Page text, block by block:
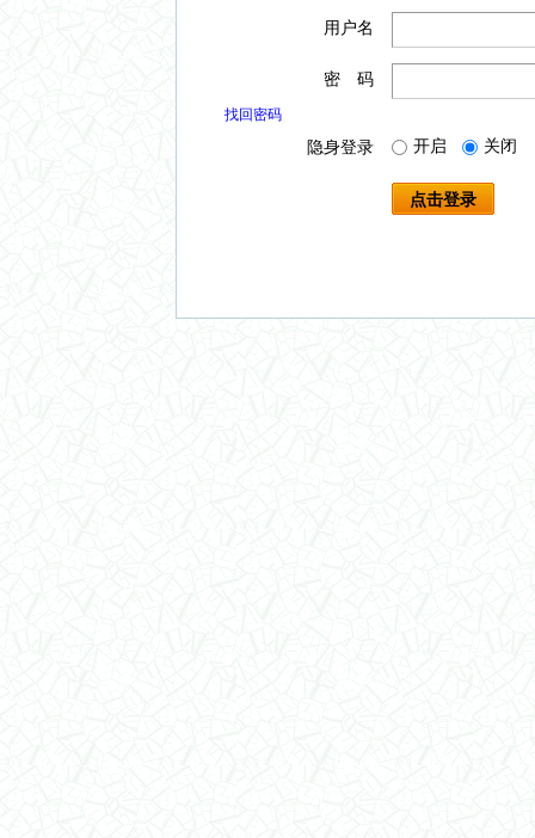
用户名
密 码
找回密码
隐身登录 开启 关闭
点击登录